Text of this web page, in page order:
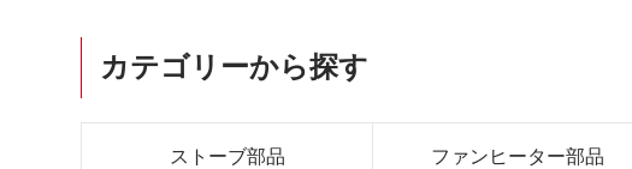
カテゴリーから探す
ストーブ部品 ファンヒーター部品